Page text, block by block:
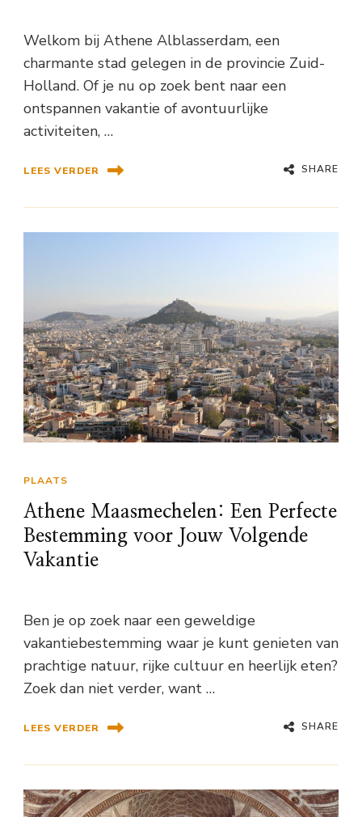
Welkom bij Athene Alblasserdam, een
charmante stad gelegen in de provincie Zuid-
Holland. Of je nu op zoek bent naar een
ontspannen vakantie of avontuurlijke
activiteiten, …
LEES VERDER SHARE
PLAATS
Athene Maasmechelen: Een Perfecte
Bestemming voor Jouw Volgende
Vakantie
Ben je op zoek naar een geweldige
vakantiebestemming waar je kunt genieten van
prachtige natuur, rijke cultuur en heerlijk eten?
Zoek dan niet verder, want …
LEES VERDER SHARE